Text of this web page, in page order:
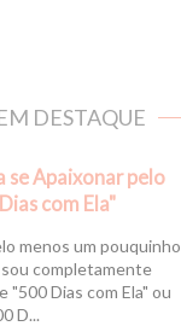
DESTAQUE
se Apaixonar pelo
com Ela"
menos um pouquinho
completamente
"500 Dias com Ela" ou
D...